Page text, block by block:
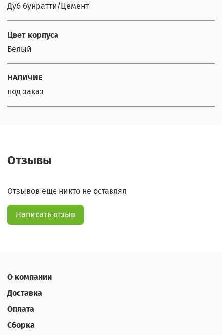
Дуб бунратти/Цемент
Цвет корпуса
Белый
НАЛИЧИЕ
под заказ
Отзывы
Отзывов еще никто не оставлял
Написать отзыв
О компании
Доставка
Оплата
Сборка